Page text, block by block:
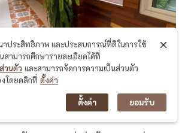
ยังมีสิ่งอำนวยความสะดวกที่ทาง
าประสิทธิภาพ และประสบการณ์ที่ดีในการใช้
ามารถศึกษารายละเอียดได้ที่
วนตัว และสามารถจัดการความเป็นส่วนตัว
โดยคลิกที่ ตั้งค่า
ตั้งค่า ยอมรับ